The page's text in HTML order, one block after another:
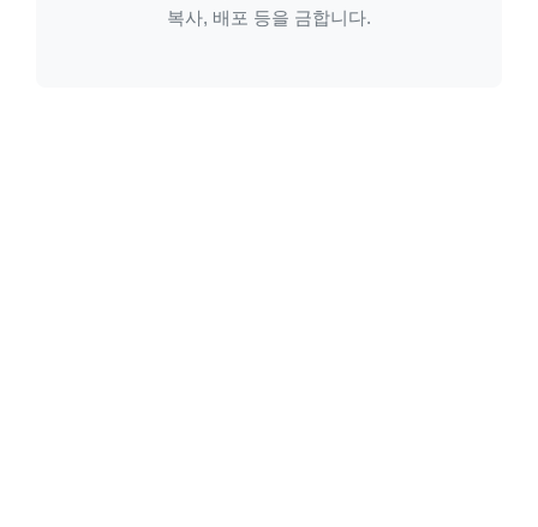
복사, 배포 등을 금합니다.